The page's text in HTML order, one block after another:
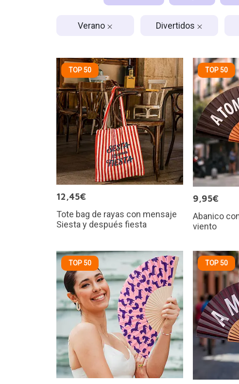
Verano Divertidos
TOP 50
12,45€
Tote bag de rayas con mensaje
Siesta y después fiesta
TOP 50
9,95€
Abanico
viento
TOP 50 TOP 50